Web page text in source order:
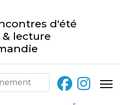
d'été
lecture